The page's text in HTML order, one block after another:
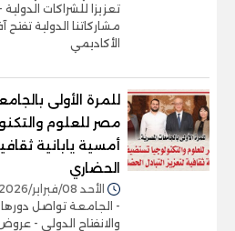
تعزيزا للشراكات
مشاركاتنا الدولية تفتح
الأكاديمي
للمرة الأولى
مصر للعلوم
أمسية يابانية
الحضاري
الأحد 08/فبراير/2026 - 08:12 م
- الجامعة تواصل دورها
والانفتاح الدولي -